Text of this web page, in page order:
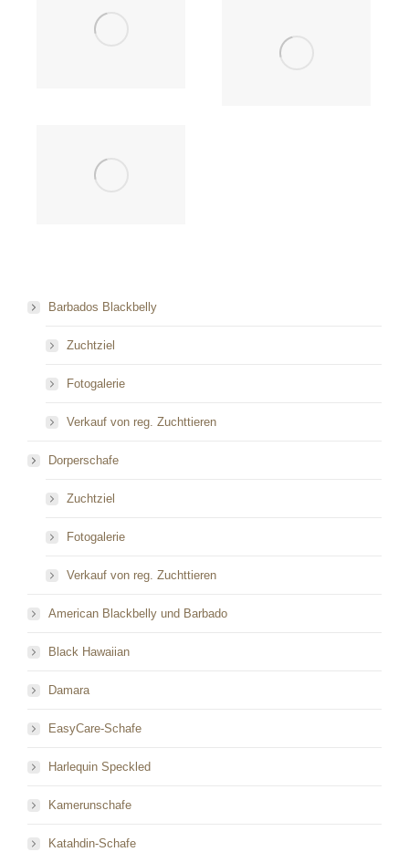
Barbados Blackbelly
Zuchtziel
Fotogalerie
Verkauf von reg. Zuchttieren
Dorperschafe
Zuchtziel
Fotogalerie
Verkauf von reg. Zuchttieren
American Blackbelly und Barbado
Black Hawaiian
Damara
EasyCare-Schafe
Harlequin Speckled
Kamerunschafe
Katahdin-Schafe